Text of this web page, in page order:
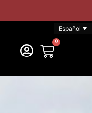
Español
0